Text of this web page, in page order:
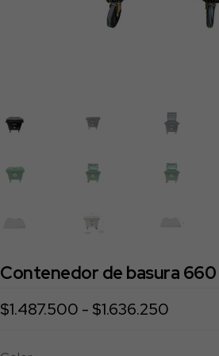
Contenedor de basura
$1.487.500 - $1.636.250